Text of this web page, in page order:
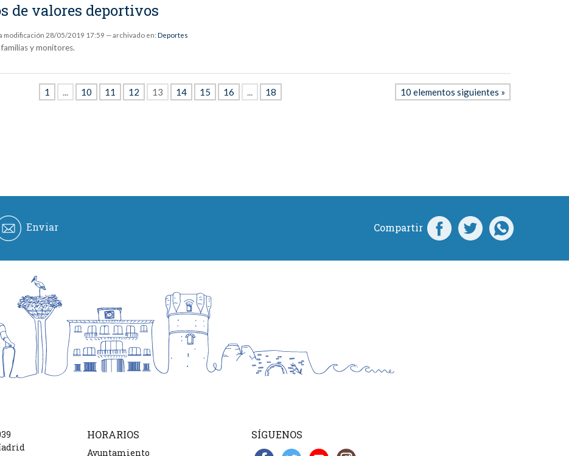
de valores deportivos
modificación 28/05/2019 17:59 — archivado en:Deportes
y monitores.
10 elementos siguientes »
1 ... 10 11 12 13 14 15 16 ... 18
Enviar Compartir
HORARIOS
Ayuntamiento
SÍGUENOS